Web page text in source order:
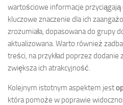
wartościowe informacje przyciągają
kluczowe znaczenie dla ich
zrozumiała, dopasowana do grupy
aktualizowana. Warto również
treści, na przykład poprzez
zwiększa ich atrakcyjność.
Kolejnym istotnym aspektem jest
która pomoże w poprawie